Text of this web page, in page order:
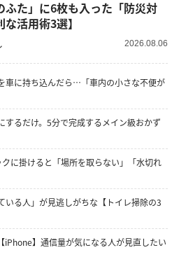
ふた」に6枚も入った「防災対
活用術3選】
2026.08.06
車に持ち込んだら…「車内の小さな不便が
するだけ。5分で完成するメイン級おかず
に掛けると「場所を取らない」「水切れ
いる人」が見逃しがちな【トイレ掃除の3
iPhone】通信量が気になる人が見直したい